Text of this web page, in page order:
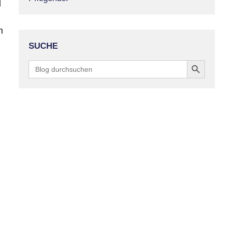
SUCHE
Search
for:
Search Button